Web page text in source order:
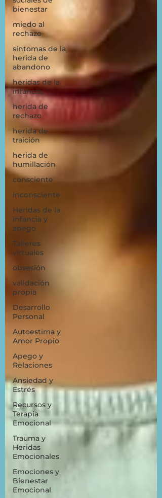
bienestar
miedo al
rechazo
síntomas de la
herida de
abandono
heridas de la
infancia,
herida de
rechazo
herida de
traición
herida de
humillación
consciente
inconsciente
Heridas de la
infancia y
apego
Talleres
virtuales
obsesión
validación
propia
Desarrollo
Personal
Autoestima y
Amor Propio
Apego y
Relaciones
Ansiedad y
Estrés
Recursos y
Terapia
Emocional
Trauma y
Heridas
Emocionales
Emociones y
Bienestar
Emocional